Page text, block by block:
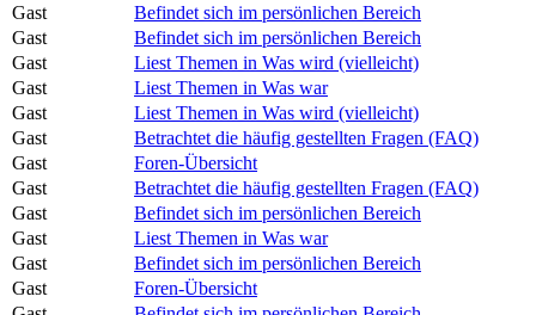
Gast
Befindet sich im persönlichen Bereich
Gast
Befindet sich im persönlichen Bereich
Gast
Liest Themen in Was wird (vielleicht)
Gast
Liest Themen in Was war
Gast
Liest Themen in Was wird (vielleicht)
Gast
Betrachtet die häufig gestellten Fragen (FAQ)
Gast
Foren-Übersicht
Gast
Betrachtet die häufig gestellten Fragen (FAQ)
Gast
Befindet sich im persönlichen Bereich
Gast
Liest Themen in Was war
Gast
Befindet sich im persönlichen Bereich
Gast
Foren-Übersicht